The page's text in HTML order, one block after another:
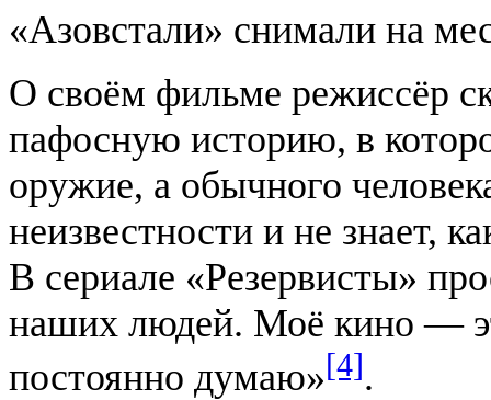
«Азовстали» снимали на
О своём фильме режиссёр
пафосную историю, в
оружие, а обычного
неизвестности и не знает,
В сериале «Резервисты»
наших людей. Моё кино —
постоянно думаю»[4].